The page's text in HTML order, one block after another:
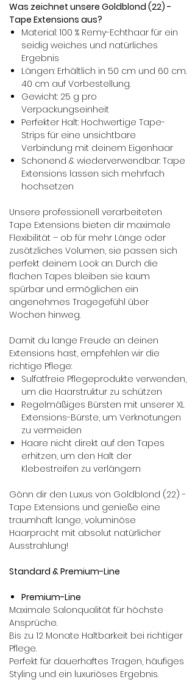
Was zeichnet unsere Goldblond (22) -
Tape Extensions aus?
Material: 100 % Remy-Echthaar für ein
seidig weiches und natürliches
Ergebnis
Längen: Erhältlich in 50 cm und 60 cm.
40 cm auf Vorbestellung.
Gewicht: 25 g pro
Verpackungseinheit
Perfekter Halt: Hochwertige Tape-
Strips für eine unsichtbare
Verbindung mit deinem Eigenhaar
Schonend & wiederverwendbar: Tape
Extensions lassen sich mehrfach
hochsetzen
Unsere professionell verarbeiteten
Tape Extensions bieten dir maximale
Flexibilität – ob für mehr Länge oder
zusätzliches Volumen, sie passen sich
perfekt deinem Look an. Durch die
flachen Tapes bleiben sie kaum
spürbar und ermöglichen ein
angenehmes Tragegefühl über
Wochen hinweg.
Damit du lange Freude an deinen
Extensions hast, empfehlen wir die
richtige Pflege:
Sulfatfreie Pflegeprodukte verwenden,
um die Haarstruktur zu schützen
Regelmäßiges Bürsten mit unserer XL
Extensions-Bürste, um Verknotungen
zu vermeiden
Haare nicht direkt auf den Tapes
erhitzen, um den Halt der
Klebestreifen zu verlängern
Gönn dir den Luxus von Goldblond (22) -
Tape Extensions und genieße eine
traumhaft lange, voluminöse
Haarpracht mit absolut natürlicher
Ausstrahlung!
Standard & Premium-Line
Premium-Line
Maximale Salonqualität für höchste
Ansprüche.
Bis zu 12 Monate Haltbarkeit bei richtiger
Pflege.
Perfekt für dauerhaftes Tragen, häufiges
Styling und ein luxuriöses Ergebnis.